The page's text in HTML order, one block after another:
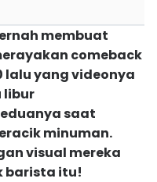
membuat
comeback
lalu yang videonya
libur
saat
minuman.
visual mereka
barista itu!